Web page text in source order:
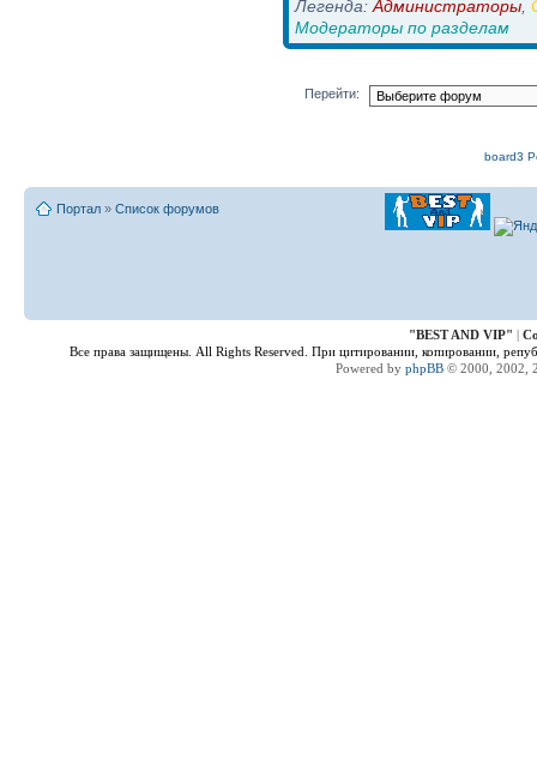
Легенда: Администраторы
Модераторы по разделам
Перейти:
board3
Портал » Список форумов
"BEST AND VIP" |
Все права защищены. All Rights Reserved. При цитировании, копировании,
Powered by phpBB © 2000, 2002,